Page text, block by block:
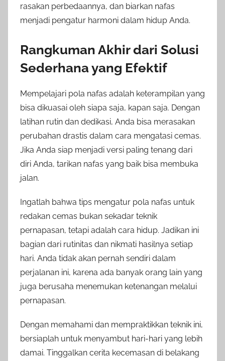
rasakan perbedaannya, dan biarkan nafas
menjadi pengatur harmoni dalam hidup Anda.
Rangkuman Akhir dari Solusi
Sederhana yang Efektif
Mempelajari pola nafas adalah keterampilan yang
bisa dikuasai oleh siapa saja, kapan saja. Dengan
latihan rutin dan dedikasi, Anda bisa merasakan
perubahan drastis dalam cara mengatasi cemas.
Jika Anda siap menjadi versi paling tenang dari
diri Anda, tarikan nafas yang baik bisa membuka
jalan.
Ingatlah bahwa tips mengatur pola nafas untuk
redakan cemas bukan sekadar teknik
pernapasan, tetapi adalah cara hidup. Jadikan ini
bagian dari rutinitas dan nikmati hasilnya setiap
hari. Anda tidak akan pernah sendiri dalam
perjalanan ini, karena ada banyak orang lain yang
juga berusaha menemukan ketenangan melalui
pernapasan.
Dengan memahami dan mempraktikkan teknik ini,
bersiaplah untuk menyambut hari-hari yang lebih
damai. Tinggalkan cerita kecemasan di belakang